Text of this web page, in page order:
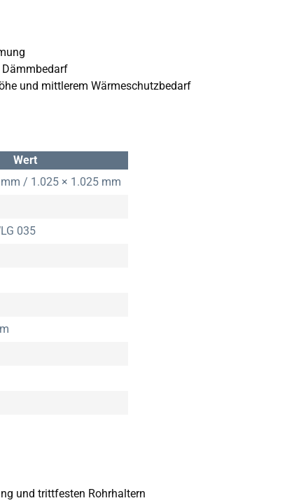
und mittlerem Wärmeschutzbedarf
Wert
/ 1.025 × 1.025 mm
035
und trittfesten Rohrhaltern